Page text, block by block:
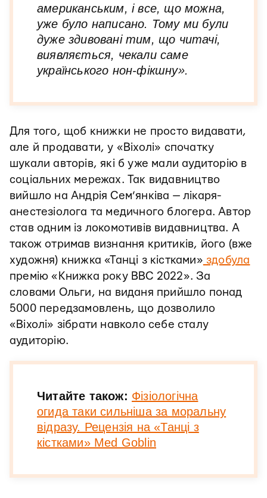
американським, і все, що можна,
уже було написано. Тому ми були
дуже здивовані тим, що читачі,
виявляється, чекали саме
українського нон-фікшну».
Для того, щоб книжки не просто видавати,
але й продавати, у «Віхолі» спочатку
шукали авторів, які б уже мали аудиторію в
соціальних мережах. Так видавництво
вийшло на Андрія Сем’янківа — лікаря-
анестезіолога та медичного блогера. Автор
став одним із локомотивів видавництва. А
також отримав визнання критиків, його (вже
художня) книжка «Танці з кістками» здобула
премію «Книжка року ВВС 2022». За
словами Ольги, на виданя прийшло понад
5000 передзамовлень, що дозволило
«Віхолі» зібрати навколо себе сталу
аудиторію.
Читайте також: Фізіологічна
огида таки сильніша за моральну
відразу. Рецензія на «Танці з
кістками» Med Goblin